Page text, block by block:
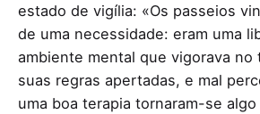
estado de vigília: «Os passeios
de uma necessidade: eram uma
ambiente mental que vigorava no
suas regras apertadas, e mal
uma boa terapia tornaram-se